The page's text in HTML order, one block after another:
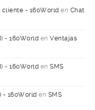
- 160World en Chat
- 160World en Ventajas
- 160World en SMS
- 160World en SMS